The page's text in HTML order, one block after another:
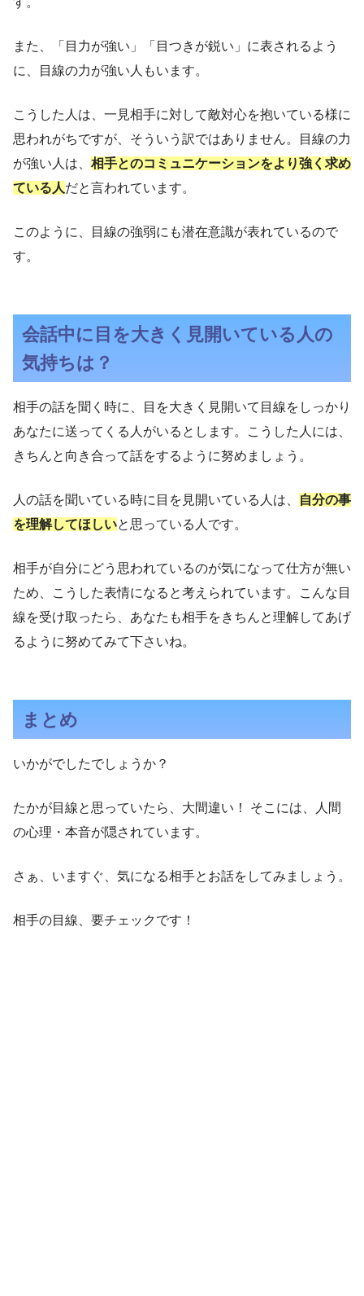
また、「目力が強い」「目つきが鋭い」に表されるよう
に、目線の力が強い人もいます。
こうした人は、一見相手に対して敵対心を抱いている様に
思われがちですが、そういう訳ではありません。目線の力
が強い人は、 相手とのコミュニケーションをより強く求め
ている人だと言われています。
このように、目線の強弱にも潜在意識が表れているので
す。
会話中に目を大きく見開いている人の
気持ちは？
相手の話を聞く時に、目を大きく見開いて目線をしっかり
あなたに送ってくる人がいるとします。こうした人には、
きちんと向き合って話をするように努めましょう。
人の話を聞いている時に目を見開いている人は、
自分の事
を理解してほしいと思っている人です。
相手が自分にどう思われているのが気になって仕方が無い
ため、こうした表情になると考えられています。こんな目
線を受け取ったら、あなたも相手をきちんと理解してあげ
るように努めてみて下さいね。
まとめ
いかがでしたでしょうか？
たかが目線と思っていたら、大間違い！ そこには、人間
の心理・本音が隠されています。
さぁ、いますぐ、気になる相手とお話をしてみましょう。
相手の目線、要チェックです！